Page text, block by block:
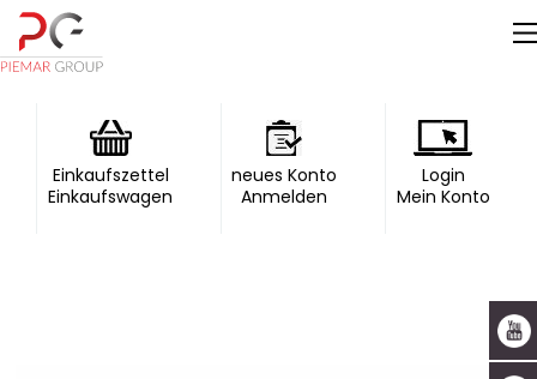
Einkaufszettel
Einkaufswagen
neues Konto
Anmelden
Login
Mein Konto